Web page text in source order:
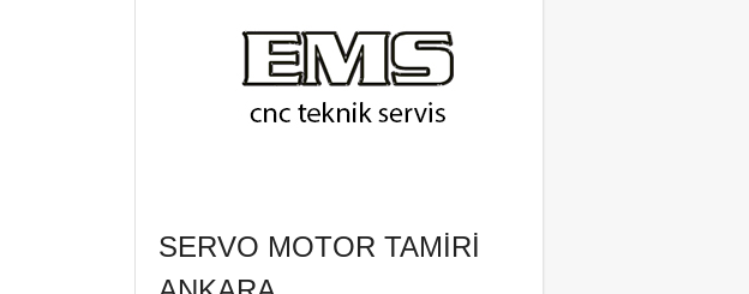
SERVO MOTOR TAMIRI